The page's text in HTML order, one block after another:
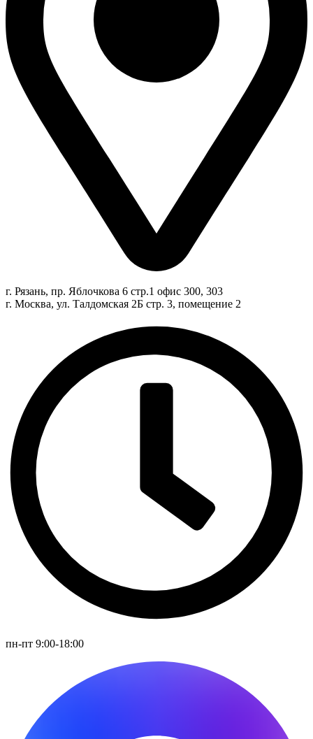
г. Рязань, пр. Яблочкова 6 стр.1 офис 300, 303
г. Москва, ул. Талдомская 2Б стр. 3, помещение 2
пн-пт 9:00-18:00